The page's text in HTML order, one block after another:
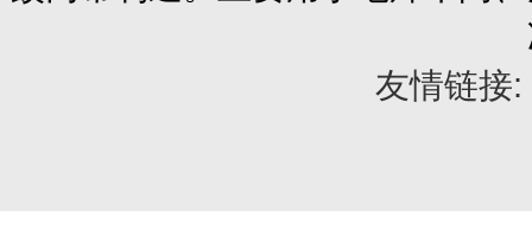
友情链接: